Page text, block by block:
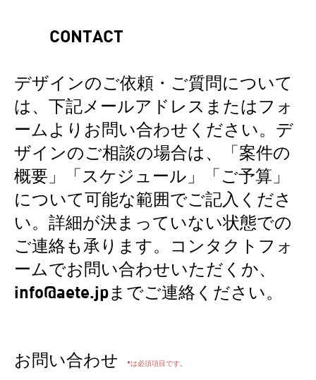
お問い合わせ *は必須項目です。
CONTACT
デザインのご依頼・ご質問について
は、下記メールアドレスまたはフォ
ームよりお問い合わせください。デ
ザインのご相談の場合は、「案件の
概要」「スケジュール」「ご予算」
について可能な範囲でご記入くださ
い。詳細が決まっていない状態での
ご連絡も承ります。コンタクトフォ
ームでお問い合わせいただくか、
info@aete.jpまでご連絡ください。